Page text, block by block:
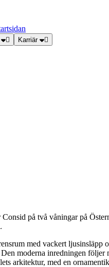
Karriär
på två våningar på
med vackert
moderna inredningen
arkitektur, med en